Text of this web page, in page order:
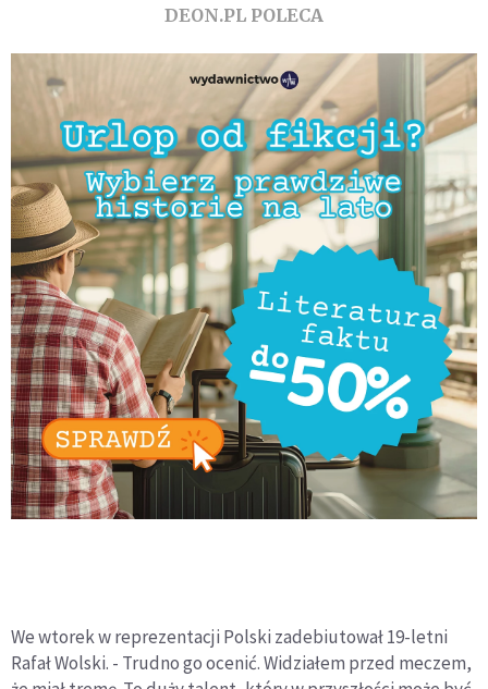
DEON.PL POLECA
We wtorek w reprezentacji Polski zadebiutował 19-letni
Rafał Wolski. - Trudno go ocenić. Widziałem przed meczem,